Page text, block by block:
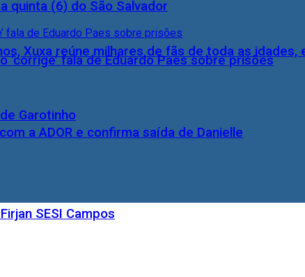
Xuxa reúne milhares de fãs de toda as idades,
a ADOR e confirma saída de Danielle
SESI Campos
quinta (6) do São Salvador
‘corrige’ fala de Eduardo Paes sobre prisões
Garotinho